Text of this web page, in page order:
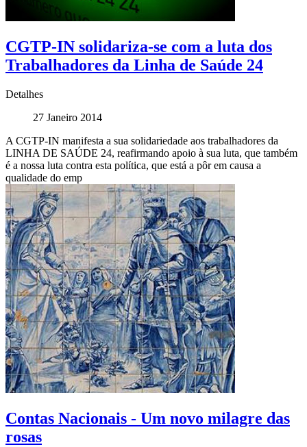
CGTP-IN solidariza-se com a luta dos
Trabalhadores da Linha de Saúde 24
Detalhes
27 Janeiro 2014
A CGTP-IN manifesta a sua solidariedade aos trabalhadores da
LINHA DE SAÚDE 24, reafirmando apoio à sua luta, que também
é a nossa luta contra esta política, que está a pôr em causa a
qualidade do emp
Contas Nacionais - Um novo milagre das
rosas